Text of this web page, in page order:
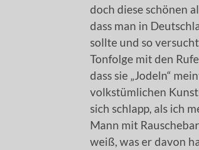
doch diese schönen
dass man in
sollte und so
Tonfolge mit den
dass sie „Jodeln“
volkstümlichen
sich schlapp, als ich
Mann mit
weiß, was er davon